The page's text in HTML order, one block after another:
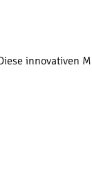
innovativen